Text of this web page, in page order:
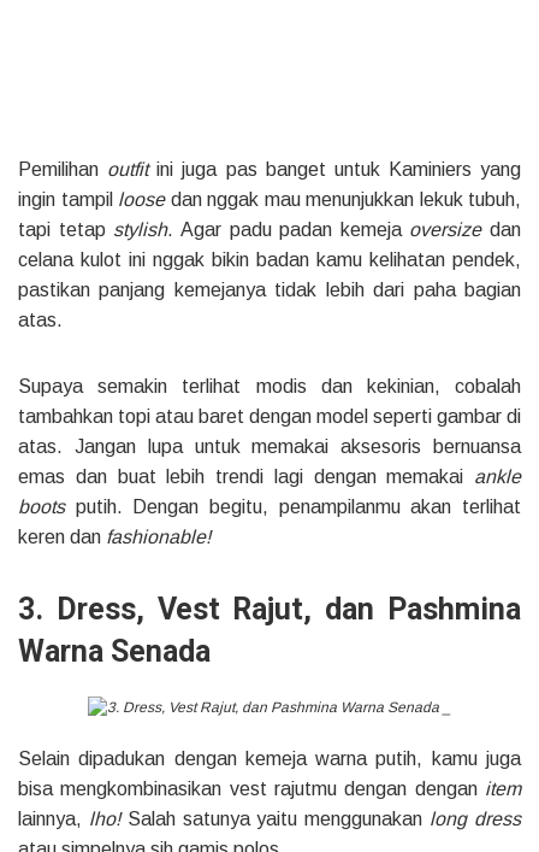
Pemilihan outfitini juga pas banget untuk Kaminiers yang
ingin tampil loose dan nggak mau menunjukkan lekuk tubuh,
tapi tetap stylish. Agar padu padan kemeja oversize dan
celana kulot ini nggak bikin badan kamu kelihatan pendek,
pastikan panjang kemejanya tidak lebih dari paha bagian
atas.
Supaya semakin terlihat modis dan kekinian, cobalah
tambahkan topi atau baret dengan model seperti gambar di
atas. Jangan lupa untuk memakai aksesoris bernuansa
emas dan buat lebih trendi lagi dengan memakai ankle
bootsputih. Dengan begitu, penampilanmu akan terlihat
keren dan fashionable!
3. Dress, Vest Rajut, dan Pashmina
Warna Senada
Selain dipadukan dengan kemeja warna putih, kamu juga
bisa mengkombinasikan vest rajutmu dengan dengan item
lainnya, lho! Salah satunya yaitu menggunakan long dress